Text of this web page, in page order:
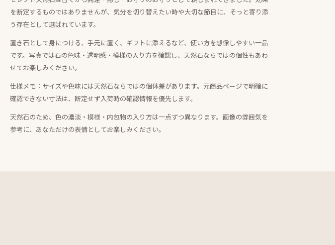
を断定するものではありませんが、気分を切り替えたい時や大切な節目に、そっと寄り添
う存在として選ばれています。
置き石として身につける、手元に置く、ギフトに添えるなど、使い方を想像しやすい一品
です。写真では石の色味・透明感・模様の入り方を確認し、天然石ならではの個性もあわ
せてお楽しみください。
仕様メモ：サイズや色味には天然石ならではの個体差があります。元商品ページで明確に
確認できない寸法は、断定せず入荷時の確認情報を優先します。
天然石のため、色の濃淡・模様・内包物の入り方は一点ずつ異なります。画像の雰囲気を
参考に、あなただけの表情としてお楽しみください。